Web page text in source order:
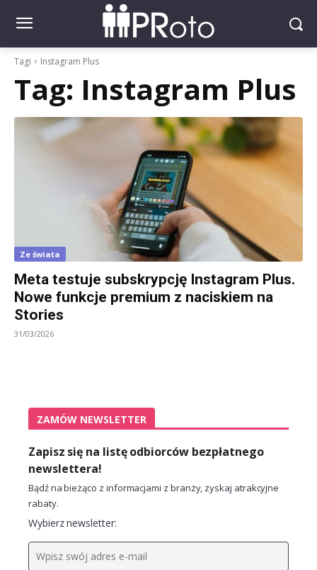
Tagi Instagram Plus
Tag: Instagram Plus
Ze świata
Meta testuje subskrypcję Instagram Plus.
Nowe funkcje premium z naciskiem na
Stories
31/03/2026
ZAMÓW NEWSLETTER
Zapisz się na listę odbiorców bezpłatnego
newslettera!
Bądź na bieżąco z informacjami z branży, zyskaj atrakcyjne
rabaty.
Wybierz newsletter: